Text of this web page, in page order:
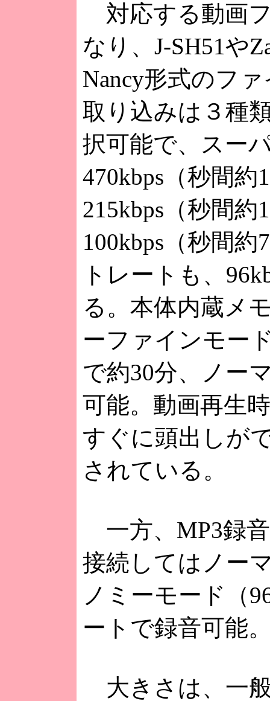
対応する動画
なり、J-SH51や
Nancy形式のフ
取り込みは３種
択可能で、スー
470kbps（秒間
215kbps（秒間
100kbps（秒間
トレートも、
る。本体内蔵メ
ーファインモー
で約30分、ノー
可能。動画再生
すぐに頭出しが
されている。
一方、MP3録
接続してはノー
ノミーモード（
ートで録音可能
大きさは、一